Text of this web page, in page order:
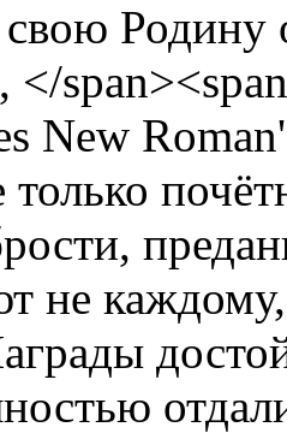
Родину
</
New
только
не